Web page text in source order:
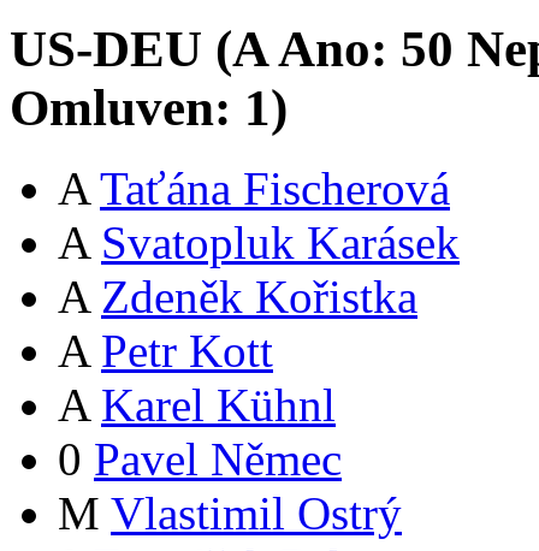
US-DEU (AAno: 50
Omluven: 1)
A Taťána Fischerová
A Svatopluk Karásek
A Zdeněk Kořistka
A Petr Kott
A Karel Kühnl
0 Pavel Němec
M Vlastimil Ostrý